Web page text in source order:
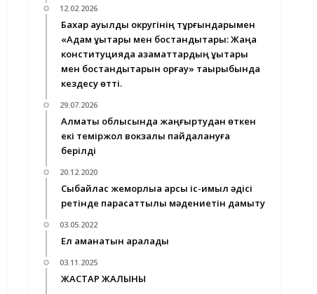
12.02.2026
Бахар ауылдық округінің тұрғындарымен
«Адам құқықтары мен бостандықтары: Жаңа
конституцияда азаматтардың құқықтары
мен бостандықтарын қорғау» тақырыбында
кездесу өтті.
29.07.2026
Алматы облысында жаңғыртудан өткен
екі теміржол вокзалы пайдалануға
берілді
20.12.2020
Сыбайлас жемқорлыққа қарсы іс-қимыл әдісі
ретінде парасаттылық мәдениетін дамыту
03.05.2022
Ел аманатын арқалады
03.11.2025
ЖАСТАР ЖАЛЫНЫ